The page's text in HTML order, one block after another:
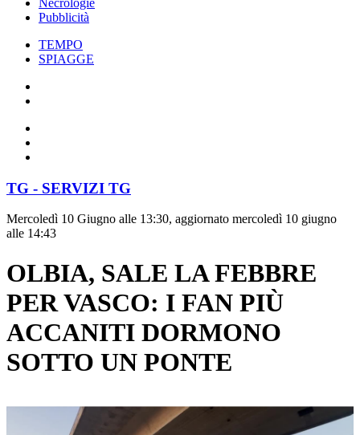
Necrologie
Pubblicità
TEMPO
SPIAGGE
TG - SERVIZI TG
Mercoledì 10 Giugno alle 13:30, aggiornato mercoledì 10 giugno
alle 14:43
OLBIA, SALE LA FEBBRE
PER VASCO: I FAN PIÙ
ACCANITI DORMONO
SOTTO UN PONTE